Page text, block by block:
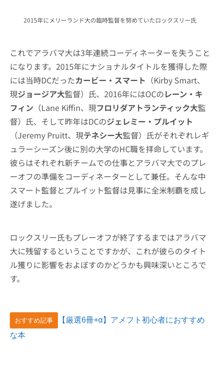
2015年にメリーランド大の臨時監督を努めていたロックスリー氏
これでアラバマ大は3年連続コーディネーターを失うこと
になります。2015年にナショナルタイトルを獲得した際
には当時DCだったカービー・スマート （Kirby Smart、
現ジョージア大監督）氏、2016年にはOCのレーン・キ
フィン （Lane Kiffin、現フロリダアトランティック大監
督）氏、そして昨年はDCのジェレミー・プルイット
（Jeremy Pruitt、現テネシー大監督）氏がそれぞれレギ
ュラーシーズン後に別の大学のHC職を拝命しています。
彼らはそれぞれ新チームでの仕事とアラバマ大でのプレ
ーオフの準備をコーディネーターとして兼任。そんな中
スマート監督とプルイット監督は見事に全米制覇を成し
遂げました。
ロックスリー氏もプレーオフが終了するまではアラバマ
大に残留するということですかが、これが彼らのタイト
ル獲りに影響をおよぼすのかどうかも興味深いところで
す。
おすすめ記事
【厳選6冊+α】アメフト初心者におすすめ
な本